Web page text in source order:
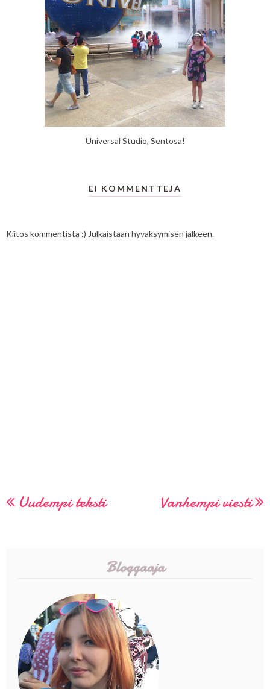
Universal Studio, Sentosa!
EI KOMMENTTEJA
Kiitos kommentista :) Julkaistaan hyväksymisen jälkeen.
Uudempi teksti Vanhempi viesti
Bloggaaja